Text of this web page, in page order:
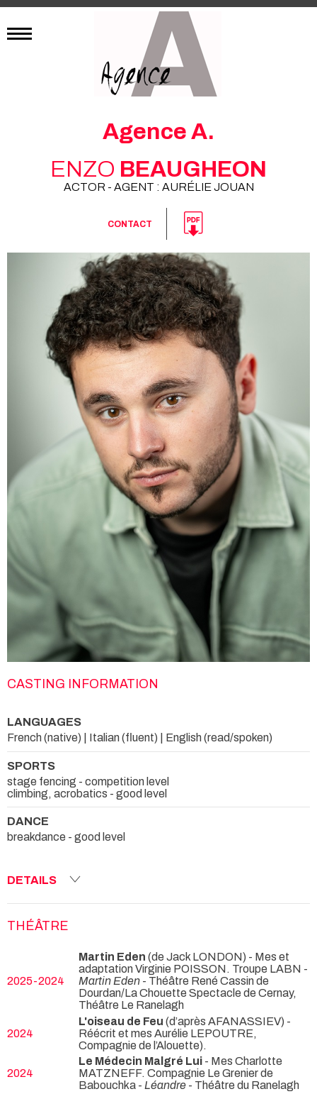
Agence A.
ENZO BEAUGHEON
ACTOR - AGENT : AURÉLIE JOUAN
CONTACT
CASTING INFORMATION
LANGUAGES
French (native) | Italian (fluent) | English (read/spoken)
SPORTS
stage fencing - competition level
climbing, acrobatics - good level
DANCE
breakdance - good level
DETAILS
THÉÂTRE
2025-2024
Martin Eden (de Jack LONDON) - Mes et
adaptation Virginie POISSON. Troupe LABN -
Martin Eden - Théâtre René Cassin de
Dourdan/La Chouette Spectacle de Cernay,
Théâtre Le Ranelagh
2024
L'oiseau de Feu (d’après AFANASSIEV) -
Réécrit et mes Aurélie LEPOUTRE,
Compagnie de l’Alouette).
2024
Le Médecin Malgré Lui - Mes Charlotte
MATZNEFF. Compagnie Le Grenier de
Babouchka - Léandre - Théâtre du Ranelagh